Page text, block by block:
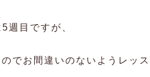
週目ですが、
でお間違いのないようレッ